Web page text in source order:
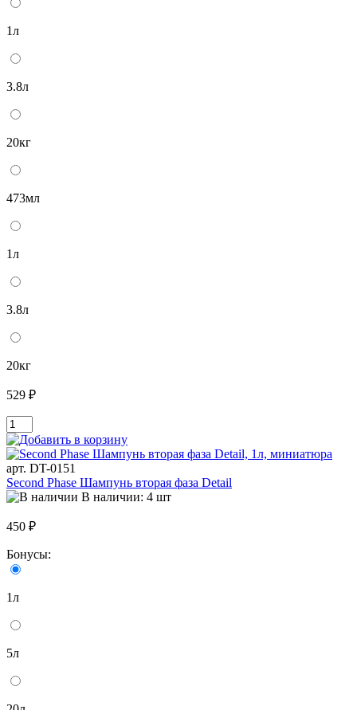
1л
3.8л
20кг
473мл
1л
3.8л
20кг
529 ₽
арт. DT-0151
Second Phase Шампунь вторая фаза Detail
В наличии: 4 шт
450 ₽
Бонусы:
1л
5л